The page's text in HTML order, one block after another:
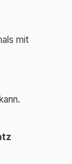
mit